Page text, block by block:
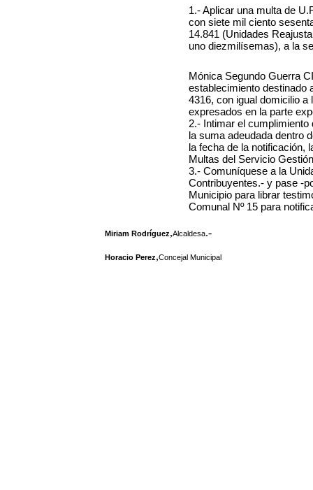
1.- Aplicar una multa de
con siete mil ciento
14.841 (Unidades
uno diezmilísemas), a la
Mónica Segundo Guerra
establecimiento destinado
4316, con igual domicilio
expresados en la parte
2.- Intimar el
la suma adeudada dentro
la fecha de la notificación,
Multas del Servicio
3.- Comuníquese a la
Contribuyentes.- y pase -
Municipio para librar
Comunal Nº 15 para
Miriam Rodríguez,Alcaldesa.-
Horacio Perez,Concejal Municipal